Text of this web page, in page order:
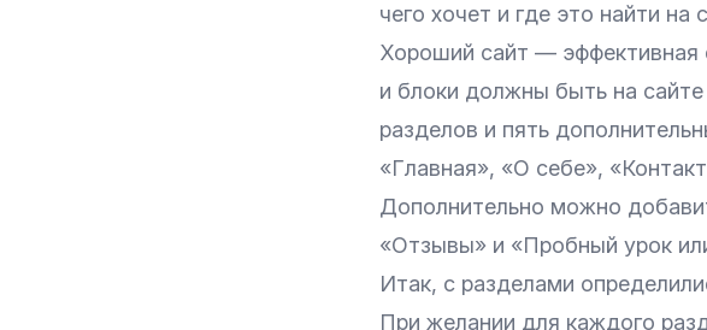
чего хочет и где это найти на
Хороший сайт — эффективная
и блоки должны быть на
разделов и пять
«Главная», «О себе»,
Дополнительно можно
«Отзывы» и «Пробный урок
Итак, с разделами
При желании для каждого